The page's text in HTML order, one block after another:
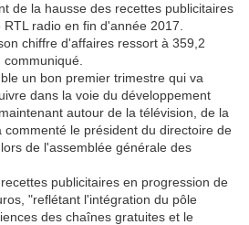
de la hausse des recettes publicitaires
radio en fin d'année 2017.
chiffre d'affaires ressort à 359,2
un bon premier trimestre qui va
dans la voie du développement
autour de la télévision, de la
commenté le président du directoire de
de l'assemblée générale des
publicitaires en progression de
"reflétant l'intégration du pôle
des chaînes gratuites et le